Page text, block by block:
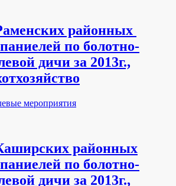
районных
по болотно-
дичи за 2013г.,
мероприятия
районных
по болотно-
дичи за 2013г.,